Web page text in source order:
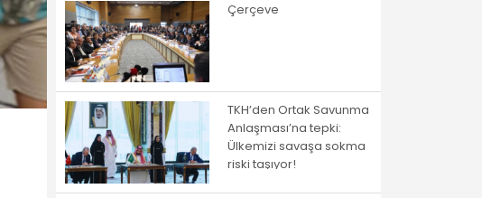
Çerçeve
TKH’den Ortak Savunma
Anlaşması’na tepki:
Ülkemizi savaşa sokma
riski taşıyor!